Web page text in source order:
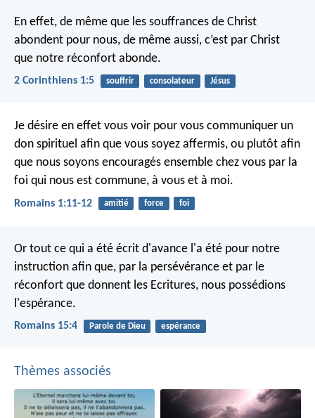
En effet, de même que les souffrances de Christ
abondent pour nous, de même aussi, c’est par Christ
que notre réconfort abonde.
2 Corinthiens 1:5 souffrir consolateur Jésus
Je désire en effet vous voir pour vous communiquer un
don spirituel afin que vous soyez affermis, ou plutôt afin
que nous soyons encouragés ensemble chez vous par la
foi qui nous est commune, à vous et à moi.
Romains 1:11-12 amitié force foi
Or tout ce qui a été écrit d'avance l'a été pour notre
instruction afin que, par la persévérance et par le
réconfort que donnent les Ecritures, nous possédions
l'espérance.
Romains 15:4 Parole de Dieu espérance
Thèmes associés